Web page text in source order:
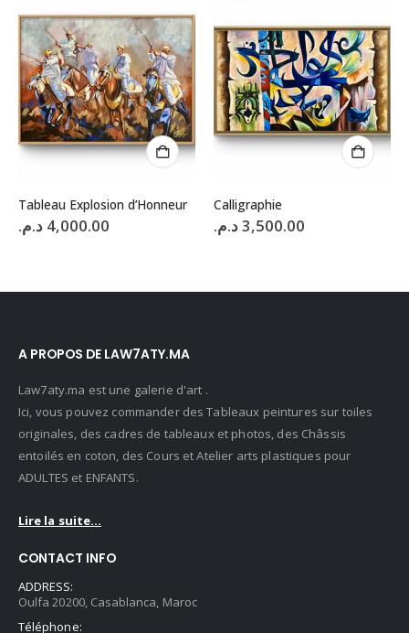
Calligraphie
3,500.00د.م.
FANTASIA MAROCAINE 009
3,500.00 د.م.
A PROPOS DE LAW7ATY.MA
Law7aty.ma est une galerie d'art .
Ici, vous pouvez commander des Tableaux peintures sur toiles
originales, des cadres de tableaux et photos, des Châssis
entoilés en coton, des Cours et Atelier arts plastiques pour
ADULTES et ENFANTS.
Lire la suite...
CONTACT INFO
ADDRESS:
Oulfa 20200, Casablanca, Maroc
Téléphone: